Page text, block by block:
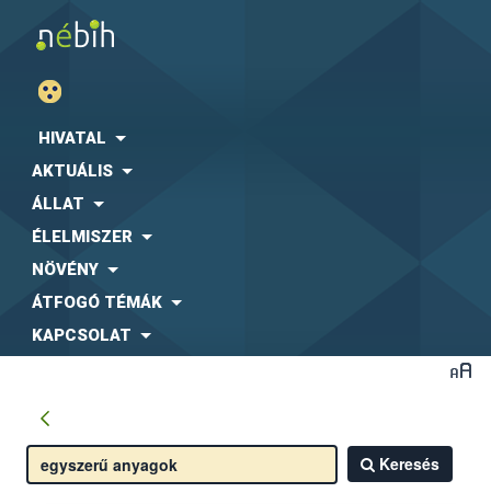
HIVATAL
AKTUÁLIS
ÁLLAT
ÉLELMISZER
NÖVÉNY
ÁTFOGÓ TÉMÁK
KAPCSOLAT
Keresés